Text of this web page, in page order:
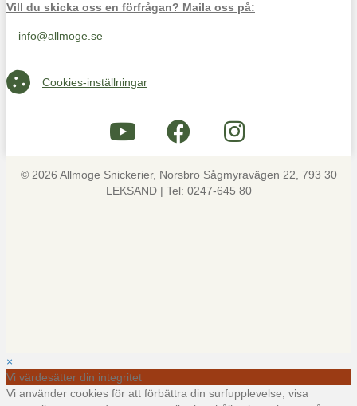
Vill du skicka oss en förfrågan? Maila oss på:
Maila oss på info@allmoge.se
info@allmoge.se
Cookies-inställningar
Cookies-inställningar
© 2026 Allmoge Snickerier, Norsbro Sågmyravägen 22, 793 30
LEKSAND | Tel: 0247-645 80
×
Vi värdesätter din integritet
Vi använder cookies för att förbättra din surfupplevelse, visa